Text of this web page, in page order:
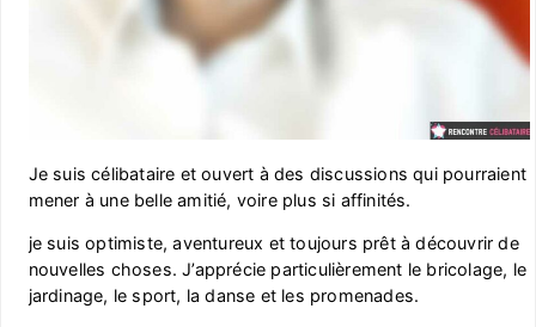
Je suis célibataire et ouvert à des discussions qui pourraient
mener à une belle amitié, voire plus si affinités.
je suis optimiste, aventureux et toujours prêt à découvrir de
nouvelles choses. J’apprécie particulièrement le bricolage, le
jardinage, le sport, la danse et les promenades.